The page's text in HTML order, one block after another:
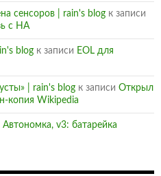
сенсоров | rain's blog к записи
с HA
blog к записи EOL для
| rain's blog к записи Открыл
копия Wikipedia
Автономка, v3: батарейка